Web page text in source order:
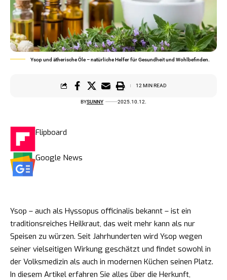
Ysop und ätherische Öle – natürliche Helfer für Gesundheit und Wohlbefinden.
BYSUNNY 2025.10.12.
12 MIN READ
Flipboard
Google News
Ysop – auch als Hyssopus officinalis bekannt – ist ein
traditionsreiches Heilkraut, das weit mehr kann als nur
Speisen zu würzen. Seit Jahrhunderten wird Ysop wegen
seiner vielseitigen Wirkung geschätzt und findet sowohl in
der Volksmedizin als auch in modernen Küchen seinen Platz.
In diesem Artikel erfahren Sie alles über die Herkunft,